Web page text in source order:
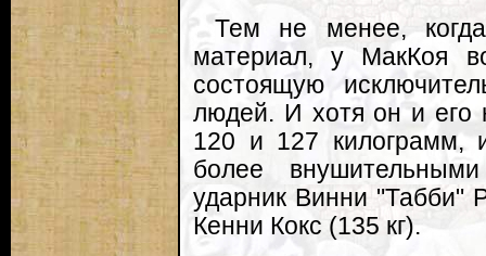
Тем не менее,
материал, у МакКоя
состоящую
людей. И хотя он и его
120 и 127 килограмм,
более
ударник Винни "Табби"
Кенни Кокс (135 кг).